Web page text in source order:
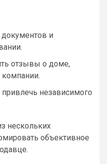
документов и
отзывы о доме,
независимого
нескольких
объективное